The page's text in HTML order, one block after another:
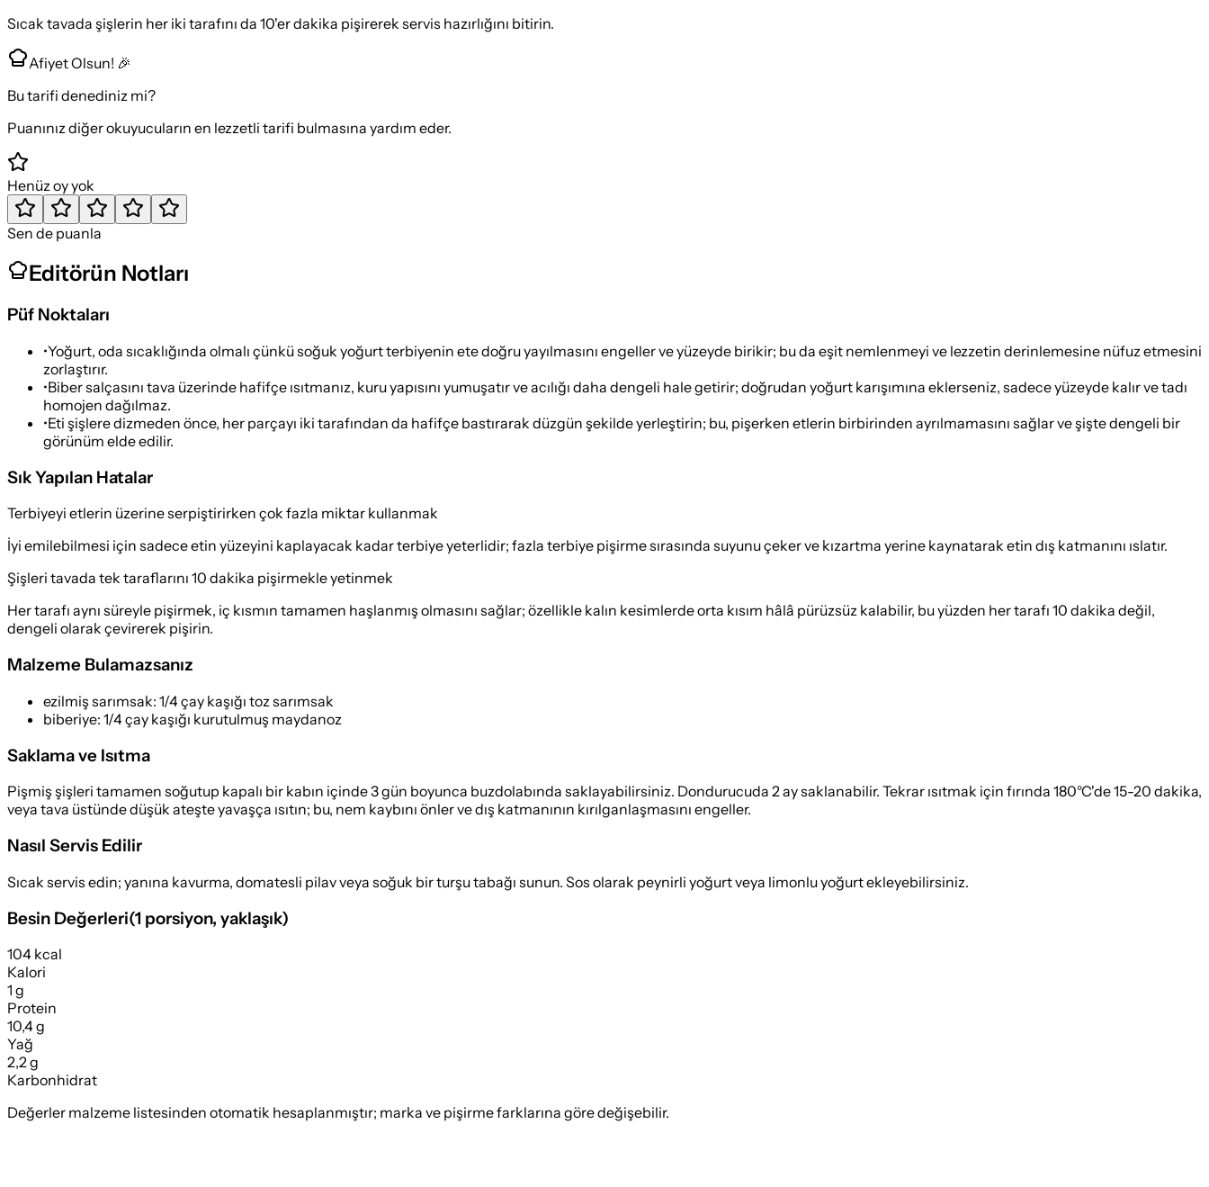
Sıcak tavada şişlerin her iki tarafını da 10'er dakika pişirerek servis hazırlığını bitirin.
Afiyet Olsun! 🎉
Bu tarifi denediniz mi?
Puanınız diğer okuyucuların en lezzetli tarifi bulmasına yardım eder.
Henüz oy yok
Sen de puanla
Editörün Notları
Püf Noktaları
•Yoğurt, oda sıcaklığında olmalı çünkü soğuk yoğurt terbiyenin ete doğru yayılmasını engeller ve yüzeyde birikir; bu da eşit nemlenmeyi ve lezzetin derinlemesine nüfuz etmesini
zorlaştırır.
•Biber salçasını tava üzerinde hafifçe ısıtmanız, kuru yapısını yumuşatır ve acılığı daha dengeli hale getirir; doğrudan yoğurt karışımına eklerseniz, sadece yüzeyde kalır ve tadı
homojen dağılmaz.
•Eti şişlere dizmeden önce, her parçayı iki tarafından da hafifçe bastırarak düzgün şekilde yerleştirin; bu, pişerken etlerin birbirinden ayrılmamasını sağlar ve şişte dengeli bir
görünüm elde edilir.
Sık Yapılan Hatalar
Terbiyeyi etlerin üzerine serpiştirirken çok fazla miktar kullanmak
İyi emilebilmesi için sadece etin yüzeyini kaplayacak kadar terbiye yeterlidir; fazla terbiye pişirme sırasında suyunu çeker ve kızartma yerine kaynatarak etin dış katmanını ıslatır.
Şişleri tavada tek taraflarını 10 dakika pişirmekle yetinmek
Her tarafı aynı süreyle pişirmek, iç kısmın tamamen haşlanmış olmasını sağlar; özellikle kalın kesimlerde orta kısım hâlâ pürüzsüz kalabilir, bu yüzden her tarafı 10 dakika değil,
dengeli olarak çevirerek pişirin.
Malzeme Bulamazsanız
ezilmiş sarımsak: 1/4 çay kaşığı toz sarımsak
biberiye: 1/4 çay kaşığı kurutulmuş maydanoz
Saklama ve Isıtma
Pişmiş şişleri tamamen soğutup kapalı bir kabın içinde 3 gün boyunca buzdolabında saklayabilirsiniz. Dondurucuda 2 ay saklanabilir. Tekrar ısıtmak için fırında 180°C'de 15-20 dakika,
veya tava üstünde düşük ateşte yavaşça ısıtın; bu, nem kaybını önler ve dış katmanının kırılganlaşmasını engeller.
Nasıl Servis Edilir
Sıcak servis edin; yanına kavurma, domatesli pilav veya soğuk bir turşu tabağı sunun. Sos olarak peynirli yoğurt veya limonlu yoğurt ekleyebilirsiniz.
Besin Değerleri(1 porsiyon, yaklaşık)
104 kcal
Kalori
1 g
Protein
10,4 g
Yağ
2,2 g
Karbonhidrat
Değerler malzeme listesinden otomatik hesaplanmıştır; marka ve pişirme farklarına göre değişebilir.